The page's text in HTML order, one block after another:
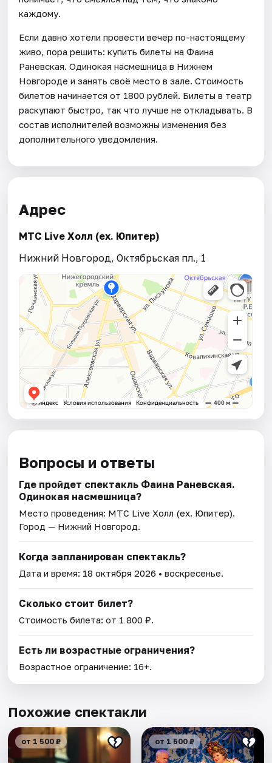
каждому.
Если давно хотели провести вечер по-настоящему
живо, пора решить: купить билеты на Фаина
Раневская. Одинокая насмешница в Нижнем
Новгороде и занять своё место в зале. Стоимость
билетов начинается от 1800 рублей. Билеты в театр
раскупают быстро, так что лучше не откладывать. В
состав исполнителей возможны изменения без
дополнительного уведомления.
Адрес
МТС Live Холл (ex. Юпитер)
Нижний Новгород, Октябрьская пл., 1
Вопросы и ответы
Где пройдет спектакль Фаина Раневская.
Одинокая насмешница?
Место проведения: МТС Live Холл (ex. Юпитер)
Город — Нижний Новгород.
Когда запланирован спектакль?
Дата и время: 18 октября 2026 • воскресенье.
Сколько стоит билет?
Стоимость билета: от 1 800 ₽.
Есть ли возрастные ограничения?
Возрастное ограничение: 16+.
Похожие спектакли
от 1 500 ₽ от 1 500 ₽